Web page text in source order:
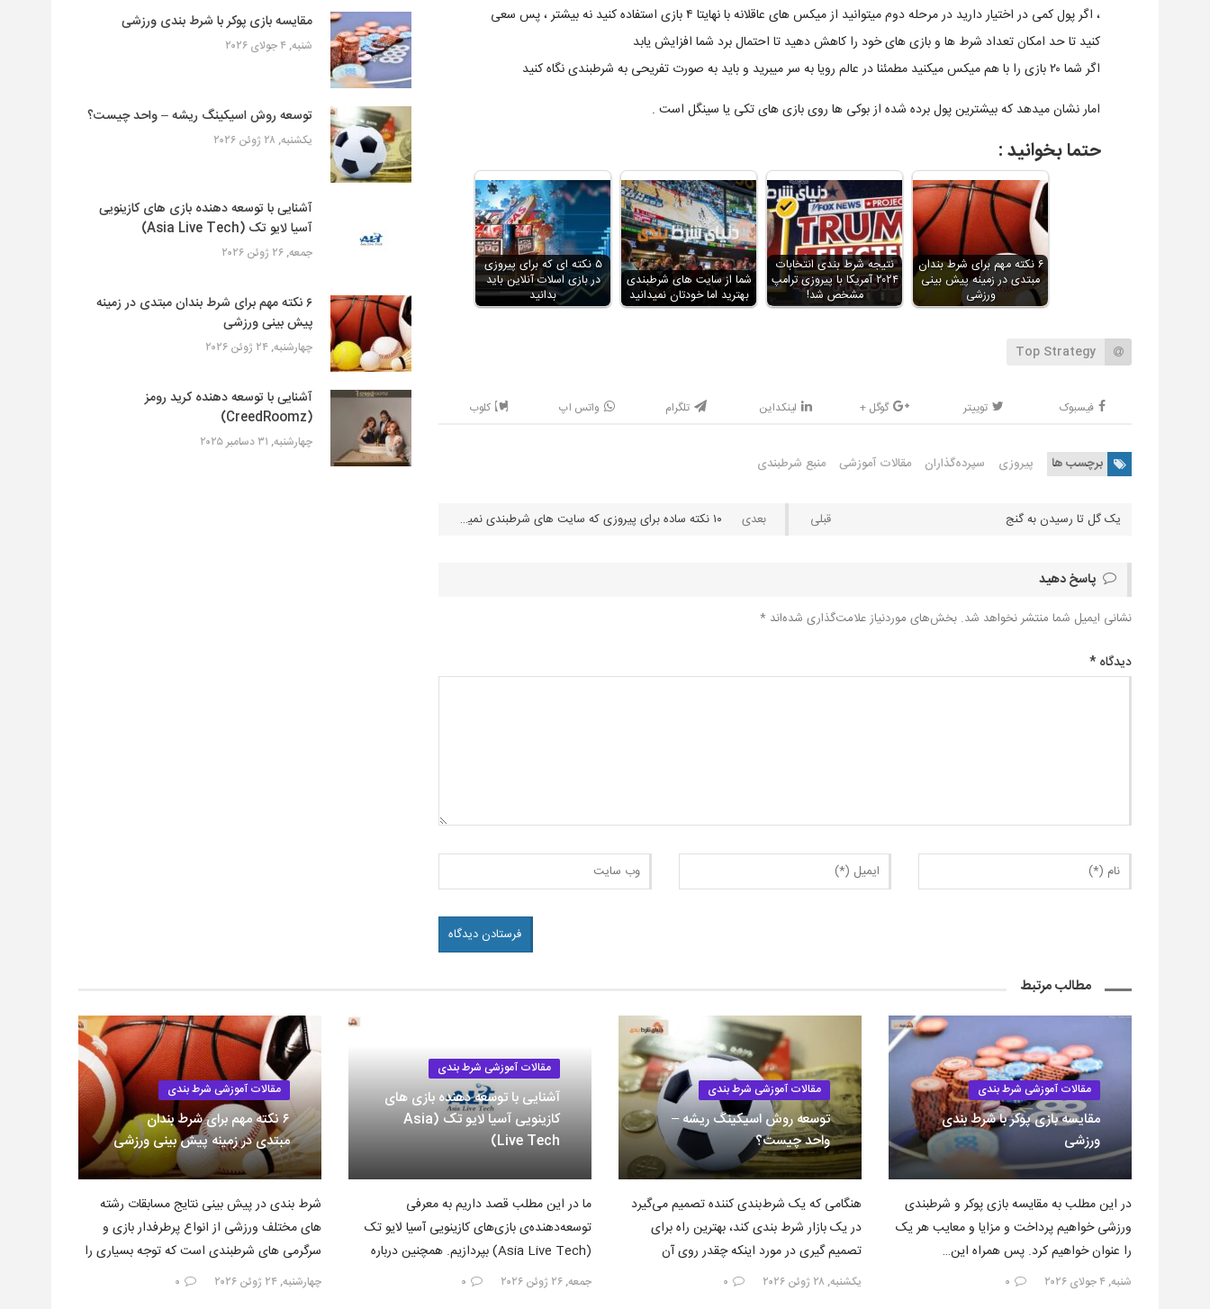
، اگر پول کمی در اختیار دارید در مرحله دوم میتوانید از میکس های عاقلانه با نهایتا ۴ بازی استفاده کنید نه بیشتر ، پس سعی
کنید تا حد امکان تعداد شرط ها و بازی های خود را کاهش دهید تا احتمال برد شما افزایش یابد
اگر شما ۲۰ بازی را با هم میکس میکنید مطمئنا در عالم رویا به سر میبرید و باید به صورت تفریحی به شرطبندی نگاه کنید
امار نشان میدهد که بیشترین پول برده شده از بوکی ها روی بازی های تکی یا سینگل است .
حتما بخوانید :
۵ نکته ای که برای پیروزی
در بازی اسلات آنلاین باید
بدانید
شما از سایت های شرطبندی
بهترید اما خودتان نمیدانید
نتیجه شرط بندی انتخابات
۲۰۲۴ آمریکا با پیروزی ترامپ
مشخص شد!
۶ نکته مهم برای شرط بندان
مبتدی در زمینه پیش بینی
ورزشی
Top Strategy
فیسبوک توییتر گوگل + لینکداین تلگرام واتس اپ کلوب
برچسب ها پیروزی سپرده‌گذاران مقالات آموزشی منبع شرطبندی
یک گل تا رسیدن به گنج ۱۰ نکته ساده برای پیروزی که سایت های شرطبندی نمیخواهند انها را بدانید ( بخش دوم )
پاسخ دهید
نشانی ایمیل شما منتشر نخواهد شد. بخش‌های موردنیاز علامت‌گذاری شده‌اند *
دیدگاه *
مقایسه بازی پوکر با شرط بندی ورزشی
شنبه, ۴ جولای ۲۰۲۶
توسعه روش اسیکینگ ریشه – واحد چیست؟
یکشنبه, ۲۸ ژوئن ۲۰۲۶
آشنایی با توسعه دهنده بازی های کازینویی
آسیا لایو تک (Asia Live Tech)
جمعه, ۲۶ ژوئن ۲۰۲۶
۶ نکته مهم برای شرط بندان مبتدی در زمینه
پیش بینی ورزشی
چهارشنبه, ۲۴ ژوئن ۲۰۲۶
آشنایی با توسعه دهنده کرید رومز
(CreedRoomz)
چهارشنبه, ۳۱ دسامبر ۲۰۲۵
مطالب مرتبط
مقالات آموزشی شرط بندی
مقایسه بازی پوکر با شرط بندی
ورزشی
در این مطلب به مقایسه بازی پوکر و شرطبندی
ورزشی خواهیم پرداخت و مزایا و معایب هر یک
را عنوان خواهیم کرد. پس همراه این…
شنبه, ۴ جولای ۲۰۲۶ ۰
مقالات آموزشی شرط بندی
توسعه روش اسیکینگ ریشه –
واحد چیست؟
هنگامی که یک شرط‌بندی کننده تصمیم می‌گیرد
در یک بازار شرط بندی کند، بهترین راه برای
تصمیم گیری در مورد اینکه چقدر روی آن
سرمایه…
یکشنبه, ۲۸ ژوئن ۲۰۲۶ ۰
مقالات آموزشی شرط بندی
آشنایی با توسعه دهنده بازی های
کازینویی آسیا لایو تک (Asia
Live Tech)
ما در این مطلب قصد داریم به معرفی
توسعه‌دهنده‌ی بازی‌های کازینویی آسیا لایو تک
(Asia Live Tech) بپردازیم. همچنین درباره
خدماتی که در صنعت شرط…
جمعه, ۲۶ ژوئن ۲۰۲۶ ۰
مقالات آموزشی شرط بندی
۶ نکته مهم برای شرط بندان
مبتدی در زمینه پیش بینی ورزشی
شرط بندی در پیش بینی نتایج مسابقات رشته
های مختلف ورزشی از انواع پرطرفدار بازی و
سرگرمی های شرطبندی است که توجه بسیاری را
به…
چهارشنبه, ۲۴ ژوئن ۲۰۲۶ ۰